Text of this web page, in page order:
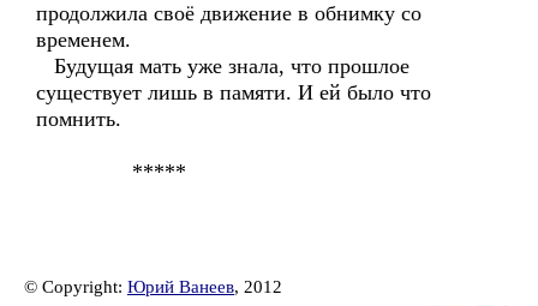
продолжила своё движение в обнимку со
временем.
Будущая мать уже знала, что прошлое
существует лишь в памяти. И ей было что
помнить.
*****
© Copyright: Юрий Ванеев, 2012